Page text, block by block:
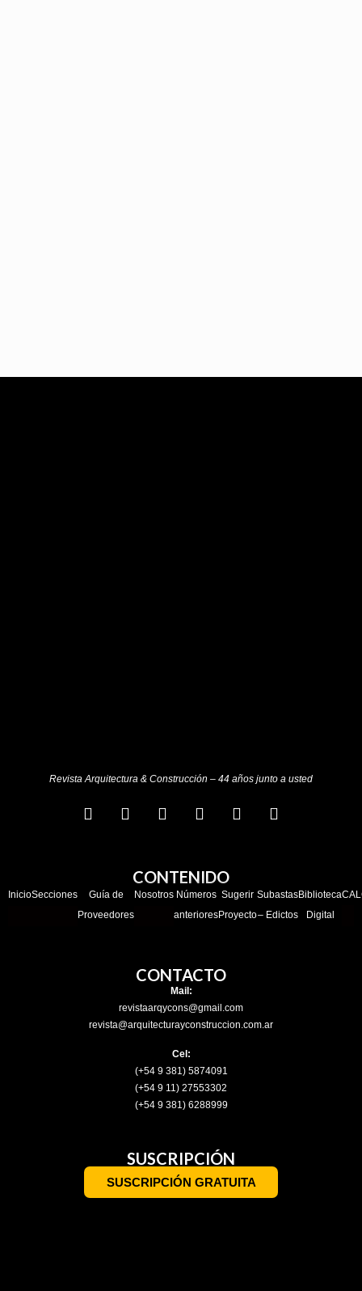
Revista Arquitectura & Construcción – 44 años junto a usted
CONTENIDO
InicioSecciones
Guía de
Proveedores
Nosotros Números
anteriores
Sugerir
Proyecto
Subastas
– Edictos
Biblioteca
Digital
CONTACTO
Mail:
revistaarqycons@gmail.com
revista@arquitecturayconstruccion.com.ar
Cel:
(+54 9 381) 5874091
(+54 9 11) 27553302
(+54 9 381) 6288999
SUSCRIPCIÓN
SUSCRIPCIÓN GRATUITA